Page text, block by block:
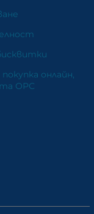
онлайн,
ОРС